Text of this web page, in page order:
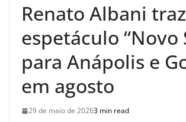
Renato Albani traz
espetáculo “Novo
para Anápolis e
em agosto
29 de maio de 20263 min read